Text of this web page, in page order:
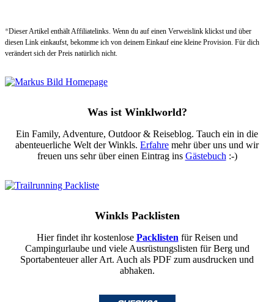
*Dieser Artikel enthält Affiliatelinks. Wenn du auf einen Verweislink klickst und über
diesen Link einkaufst, bekomme ich von deinem Einkauf eine kleine Provision. Für dich
verändert sich der Preis natürlich nicht.
Was ist Winklworld?
Ein Family, Adventure, Outdoor & Reiseblog. Tauch ein in die
abenteuerliche Welt der Winkls. Erfahre mehr über uns und wir
freuen uns sehr über einen Eintrag ins Gästebuch :-)
Winkls Packlisten
Hier findet ihr kostenlose Packlisten für Reisen und
Campingurlaube und viele Ausrüstungslisten für Berg und
Sportabenteuer aller Art. Auch als PDF zum ausdrucken und
abhaken.